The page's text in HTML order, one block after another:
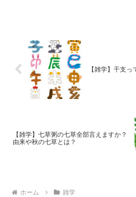
【雑学】干支
【雑学】七草粥の七草全部言えますか？
由来や秋の七草とは？
ホーム 雑学